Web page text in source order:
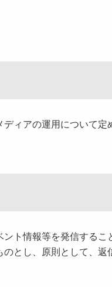
ィアの運用について定
ト情報等を発信するこ
とし、原則として、返